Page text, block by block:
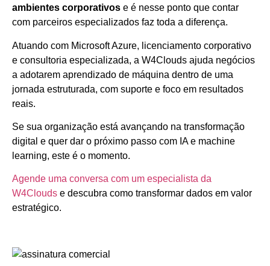
ambientes corporativos e é nesse ponto que contar
com parceiros especializados faz toda a diferença.
Atuando com Microsoft Azure, licenciamento corporativo
e consultoria especializada, a W4Clouds ajuda negócios
a adotarem aprendizado de máquina dentro de uma
jornada estruturada, com suporte e foco em resultados
reais.
Se sua organização está avançando na transformação
digital e quer dar o próximo passo com IA e machine
learning, este é o momento.
Agende uma conversa com um especialista da
W4Clouds e descubra como transformar dados em valor
estratégico.